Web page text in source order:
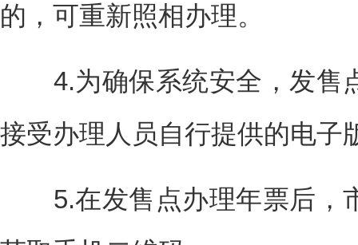
的，可重新照相办理。
4.为确保系统安全，发售
接受办理人员自行提供的电子
5.在发售点办理年票后，